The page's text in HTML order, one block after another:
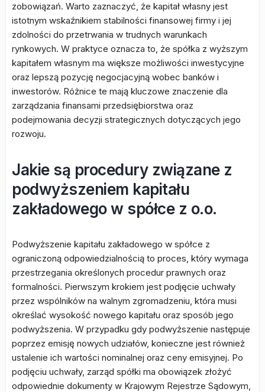
zobowiązań. Warto zaznaczyć, że kapitał własny jest
istotnym wskaźnikiem stabilności finansowej firmy i jej
zdolności do przetrwania w trudnych warunkach
rynkowych. W praktyce oznacza to, że spółka z wyższym
kapitałem własnym ma większe możliwości inwestycyjne
oraz lepszą pozycję negocjacyjną wobec banków i
inwestorów. Różnice te mają kluczowe znaczenie dla
zarządzania finansami przedsiębiorstwa oraz
podejmowania decyzji strategicznych dotyczących jego
rozwoju.
Jakie są procedury związane z
podwyższeniem kapitału
zakładowego w spółce z o.o.
Podwyższenie kapitału zakładowego w spółce z
ograniczoną odpowiedzialnością to proces, który wymaga
przestrzegania określonych procedur prawnych oraz
formalności. Pierwszym krokiem jest podjęcie uchwały
przez wspólników na walnym zgromadzeniu, która musi
określać wysokość nowego kapitału oraz sposób jego
podwyższenia. W przypadku gdy podwyższenie następuje
poprzez emisję nowych udziałów, konieczne jest również
ustalenie ich wartości nominalnej oraz ceny emisyjnej. Po
podjęciu uchwały, zarząd spółki ma obowiązek złożyć
odpowiednie dokumenty w Krajowym Rejestrze Sądowym,